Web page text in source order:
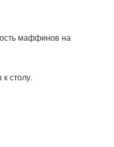
маффинов на
столу.